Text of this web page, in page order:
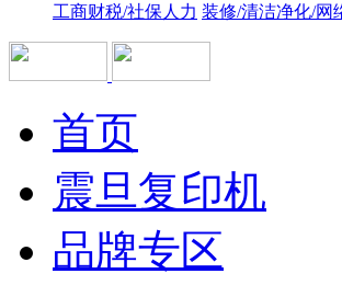
工商财税/社保人力 装修/清洁净化/网
首页
震旦复印机
品牌专区